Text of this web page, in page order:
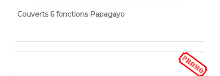
Couverts 6 fonctions Papagayo